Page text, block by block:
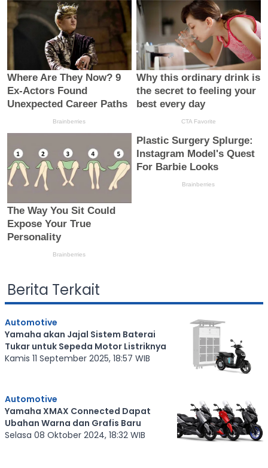
Berita Terkait
Automotive
Yamaha akan Jajal Sistem Baterai
Tukar untuk Sepeda Motor Listriknya
Kamis 11 September 2025, 18:57 WIB
Automotive
Yamaha XMAX Connected Dapat
Ubahan Warna dan Grafis Baru
Selasa 08 Oktober 2024, 18:32 WIB